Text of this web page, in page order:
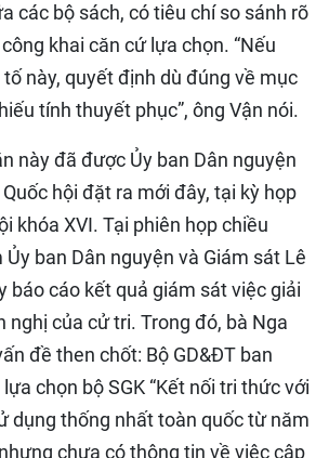
các bộ sách, có tiêu chí so sánh rõ
khai căn cứ lựa chọn. “Nếu
này, quyết định dù đúng về mục
tính thuyết phục”, ông Vận nói.
này đã được Ủy ban Dân nguyện
hội đặt ra mới đây, tại kỳ họp
khóa XVI. Tại phiên họp chiều
ban Dân nguyện và Giám sát Lê
báo cáo kết quả giám sát việc giải
nghị của cử tri. Trong đó, bà Nga
đề then chốt: Bộ GD&ĐT ban
chọn bộ SGK “Kết nối tri thức với
dụng thống nhất toàn quốc từ năm
chưa có thông tin về việc cập